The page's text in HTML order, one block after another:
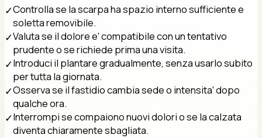
✓Controlla se la scarpa ha spazio interno sufficiente e
soletta removibile.
✓Valuta se il dolore e' compatibile con un tentativo
prudente o se richiede prima una visita.
✓Introduci il plantare gradualmente, senza usarlo subito
per tutta la giornata.
✓Osserva se il fastidio cambia sede o intensita' dopo
qualche ora.
✓Interrompi se compaiono nuovi dolori o se la calzata
diventa chiaramente sbagliata.